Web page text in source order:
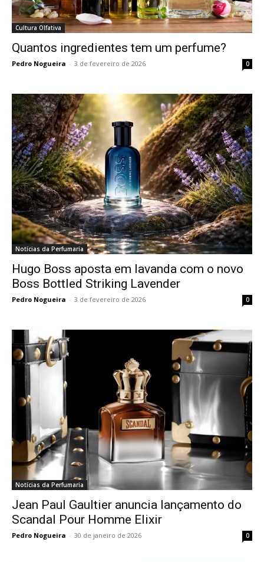
Cultura Olfativa
Quantos ingredientes tem um perfume?
Pedro Nogueira - 3 de fevereiro de 2026 0
Notícias da Perfumaria
Hugo Boss aposta em lavanda com o novo
Boss Bottled Striking Lavender
Pedro Nogueira - 3 de fevereiro de 2026 0
Notícias da Perfumaria
Jean Paul Gaultier anuncia lançamento do
Scandal Pour Homme Elixir
Pedro Nogueira - 30 de janeiro de 2026 0